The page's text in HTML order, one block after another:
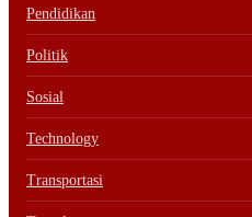
Pendidikan
Politik
Sosial
Technology
Transportasi